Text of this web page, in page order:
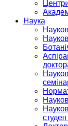
Наука